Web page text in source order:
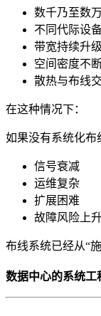
数千乃至数
不同代际设
带宽持续升
空间密度不
散热与布线
在这种情况下：
如果没有系统化布
信号衰减
运维复杂
扩展困难
故障风险上
布线系统已经从“
数据中心的系统工